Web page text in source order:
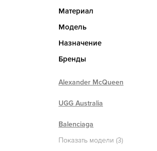
Материал
Модель
Назначение
Бренды
Alexander McQueen
UGG Australia
Balenciaga
Показать модели (3)